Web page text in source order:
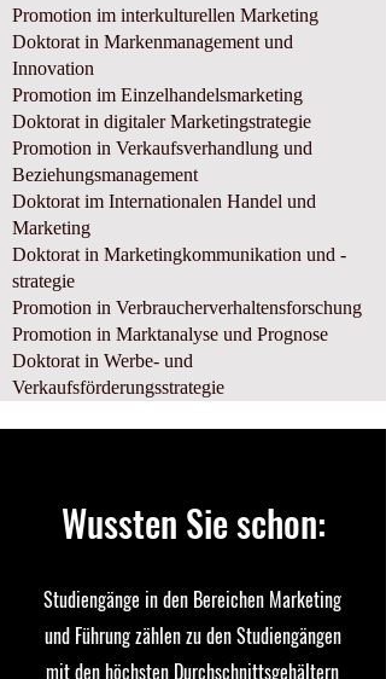
Promotion im interkulturellen Marketing
​Doktorat in Markenmanagement und
Innovation
Promotion im Einzelhandelsmarketing
Doktorat in digitaler Marketingstrategie
Promotion in Verkaufsverhandlung und
Beziehungsmanagement
Doktorat im Internationalen Handel und
Marketing
Doktorat in Marketingkommunikation und -
strategie
Promotion in Verbraucherverhaltensforschung
Promotion in Marktanalyse und Prognose
Doktorat in Werbe- und
Verkaufsförderungsstrategie
Wussten Sie schon:
Studiengänge in den Bereichen Marketing
und Führung zählen zu den Studiengängen
mit den höchsten Durchschnittsgehältern